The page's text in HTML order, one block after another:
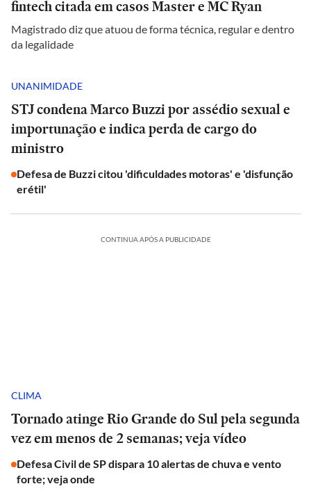
fintech citada em casos Master e MC Ryan
Magistrado diz que atuou de forma técnica, regular e dentro
da legalidade
UNANIMIDADE
STJ condena Marco Buzzi por assédio sexual e
importunação e indica perda de cargo do
ministro
Defesa de Buzzi citou 'dificuldades motoras' e 'disfunção
erétil'
CONTINUA APÓS A PUBLICIDADE
CLIMA
Tornado atinge Rio Grande do Sul pela segunda
vez em menos de 2 semanas; veja vídeo
Defesa Civil de SP dispara 10 alertas de chuva e vento
forte; veja onde